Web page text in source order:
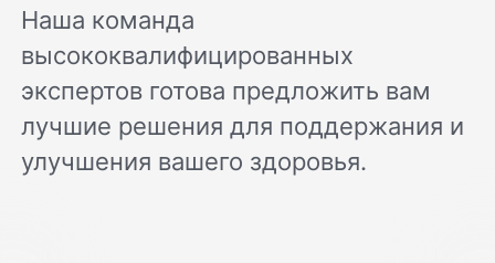
Наша команда
высококвалифицированных
экспертов готова предложить вам
лучшие решения для поддержания и
улучшения вашего здоровья.